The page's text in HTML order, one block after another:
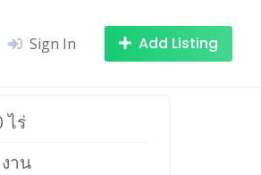
Sign In Add Listing
ไร่
าน